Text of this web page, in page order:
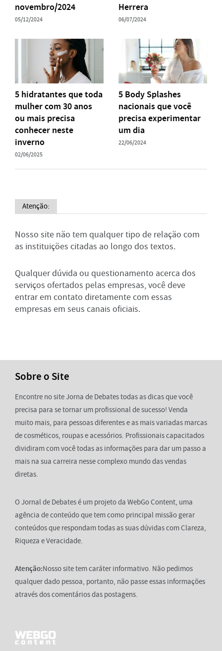
novembro/2024
05/12/2024
Herrera
06/07/2024
5 hidratantes que toda
mulher com 30 anos
ou mais precisa
conhecer neste
inverno
02/06/2025
5 Body Splashes
nacionais que você
precisa experimentar
um dia
22/06/2024
Atenção:
Nosso site não tem qualquer tipo de relação com
as instituições citadas ao longo dos textos.
Qualquer dúvida ou questionamento acerca dos
serviços ofertados pelas empresas, você deve
entrar em contato diretamente com essas
empresas em seus canais oficiais.
Sobre o Site
Encontre no site Jorna de Debates todas as dicas que você
precisa para se tornar um profissional de sucesso! Venda
muito mais, para pessoas diferentes e as mais variadas marcas
de cosméticos, roupas e acessórios. Profissionais capacitados
dividiram com você todas as informações para dar um passo a
mais na sua carreira nesse complexo mundo das vendas
diretas.
O Jornal de Debates é um projeto da WebGo Content, uma
agência de conteúdo que tem como principal missão gerar
conteúdos que respondam todas as suas dúvidas com Clareza,
Riqueza e Veracidade.
Atenção:Nosso site tem caráter informativo. Não pedimos
qualquer dado pessoa, portanto, não passe essas informações
através dos comentários das postagens.